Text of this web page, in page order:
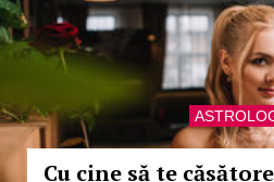
Cu cine să te